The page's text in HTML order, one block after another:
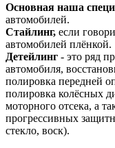
Основная наша
автомобилей.
Стайлинг, если
автомобилей плёнкой.
Детейлинг - это ряд
автомобиля,
полировка передней
полировка колёсных
моторного отсека, а
прогрессивных
стекло, воск).